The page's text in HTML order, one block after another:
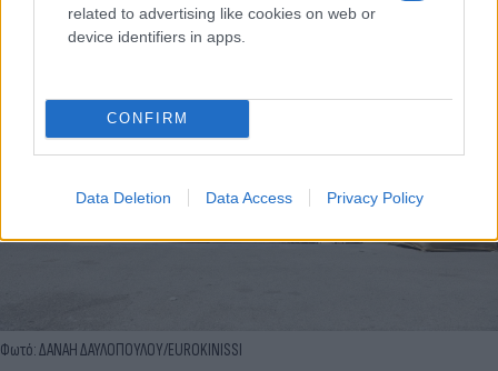
related to advertising like cookies on web or
device identifiers in apps.
CONFIRM
Data Deletion Data Access Privacy Policy
Φωτό: ΔΑΝΑΗ ΔΑΥΛΟΠΟΥΛΟΥ/EUROKINISSI